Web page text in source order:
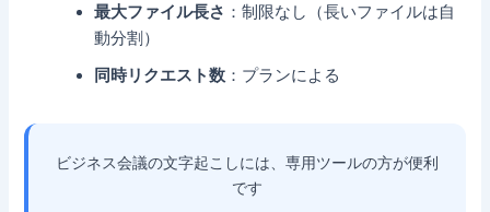
最大ファイル長さ ：制限なし（長いファイルは自
動分割）
同時リクエスト数 ：プランによる
ビジネス会議の文字起こしには、専用ツールの方が便利
です